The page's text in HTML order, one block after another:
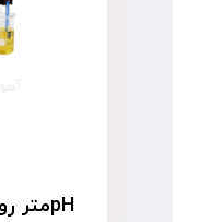
pHمتر رومیزی WTW ۷۳۱۰